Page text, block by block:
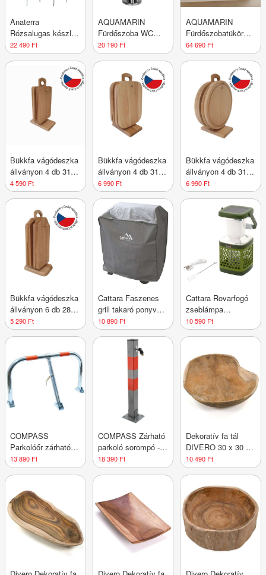
Anaterra
Rózsalugas készlet
2 db 18 mm
22 490 Ft
AQUAMARIN
Fürdőszoba WC
szett 81 x 22 x 22
cm ezüst
20 190 Ft
AQUAMARIN
Fürdőszobatükör
Hollywood LED 58 x
43 cm
64 690 Ft
Bükkfa vágódeszka
állványon 4 db 31 x
14 cm
4 590 Ft
Bükkfa vágódeszka
állványon 4 db 31 x
18 cm
6 990 Ft
Bükkfa vágódeszka
állványon 4 db 31 x
25 cm
6 990 Ft
Bükkfa vágódeszka
állványon 6 db 28 x
11 x 12 cm
5 290 Ft
Cattara Faszenes
grill takaró ponyva
13040 ROYAL
10 890 Ft
Cattara Rovarfogó
zseblámpa
újratölthető
10 590 Ft
COMPASS
Parkolóőr zárható
típus M
13 890 Ft
COMPASS Zárható
parkoló sorompó - I.
típusú
18 390 Ft
Dekoratív fa tál
DIVERO 30 x 30 x
8 cm
10 490 Ft